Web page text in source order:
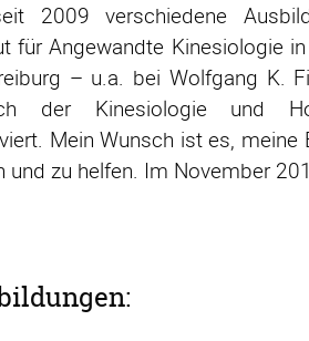
2009 verschiedene
für Angewandte Kinesiologie
– u.a. bei Wolfgang K.
der Kinesiologie und
Mein Wunsch ist es,
und zu helfen. Im November